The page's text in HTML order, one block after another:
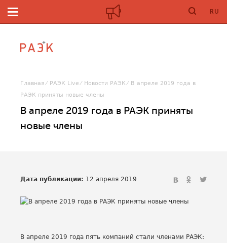
RU
Главная РАЭК Live Новости РАЭК
В апреле 2019 года в
РАЭК приняты новые члены
В апреле 2019 года в РАЭК приняты
новые члены
Дата публикации: 12 апреля 2019
В апреле 2019 года пять компаний стали членами РАЭК: